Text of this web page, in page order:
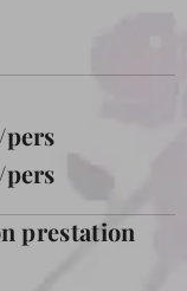
pers
pers
prestation